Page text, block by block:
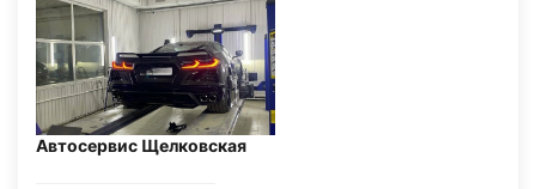
Автосервис Щелковская